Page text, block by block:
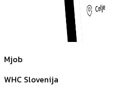
Mjob
WHC Slovenija